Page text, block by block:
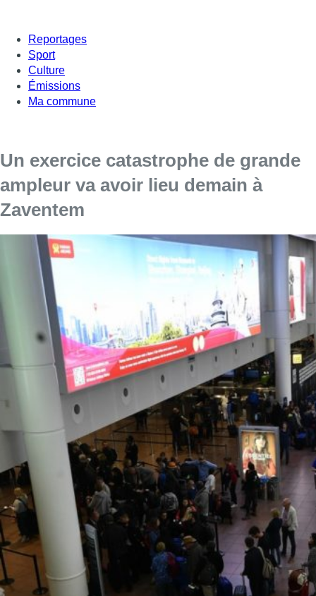
Reportages
Sport
Culture
Émissions
Ma commune
Un exercice catastrophe de grande
ampleur va avoir lieu demain à
Zaventem